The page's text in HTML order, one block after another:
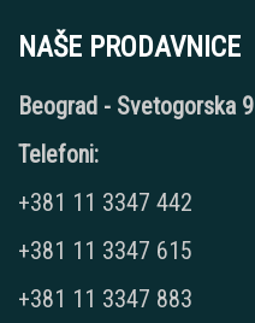
NAŠE PRODAVNICE
Beograd - Svetogorska 9
Telefoni:
+381 11 3347 442
+381 11 3347 615
+381 11 3347 883